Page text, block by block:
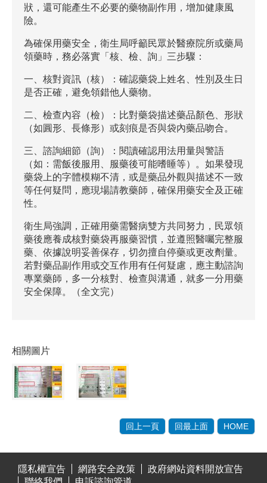
狀，還可能產生不必要的藥物副作用，增加健康風
險。
為確保用藥安全，衛生局呼籲民眾於醫療院所或藥局
領藥時，務必落實「核、檢、詢」三步驟：
一、核對資訊（核）：確認藥袋上姓名、性別及生日
是否正確，避免領錯他人藥物。
二、檢查內容（檢）：比對藥袋描述藥品顏色、形狀
（如圓形、長條形）或刻痕是否與袋內藥品吻合。
三、諮詢細節（詢）：閱讀確認用法用量與警語
（如：需飯後服用、服藥後可能嗜睡等）。如果發現
藥袋上的字體模糊不清，或是藥品外觀與描述不一致
等任何疑問，應現場請教藥師，確保用藥安全及正確
性。
衛生局強調，正確用藥需醫病雙方共同努力，民眾領
藥後應養成核對藥袋再服藥習慣，並遵照醫囑完整服
藥、依據說明妥善保存，切勿擅自停藥或更改劑量。
若對藥品副作用或交互作用有任何疑慮，應主動諮詢
專業藥師，多一分核對、檢查與溝通，就多一分用藥
安全保障。（全文完）
相關圖片
回上一頁 回最上面 HOME
隱私權宣告
網路安全政策
政府網站資料開放宣告